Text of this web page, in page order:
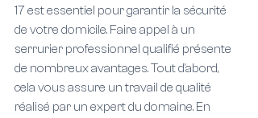
17 est essentiel pour garantir la sécurité
de votre domicile. Faire appel à un
serrurier professionnel qualifié présente
de nombreux avantages. Tout d'abord,
cela vous assure un travail de qualité
réalisé par un expert du domaine. En